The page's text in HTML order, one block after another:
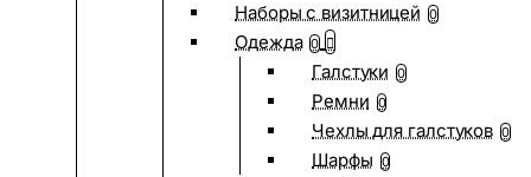
Наборы с визитницей 0
Одежда 0
Галстуки 0
Ремни 0
Чехлы для галстуков 0
Шарфы 0